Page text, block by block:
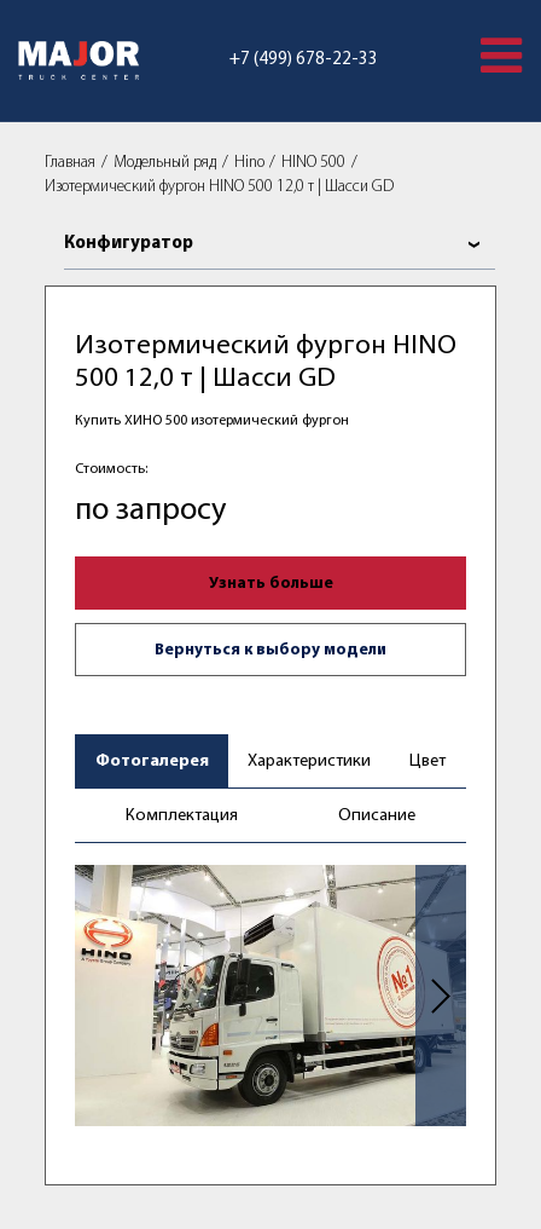
+7 (499) 678-22-33
Главная Модельный ряд Hino
HINO 500
Изотермический фургон HINO 500 12,0 т | Шасси GD
Конфигуратор
Изотермический фургон HINO
500 12,0 т | Шасси GD
Купить ХИНО 500 изотермический фургон
Стоимость:
по запросу
Узнать больше
Вернуться к выбору модели
Фотогалерея Характеристики Цвет
Комплектация Описание
Следующее